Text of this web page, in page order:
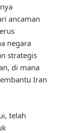
ancaman
negara
strategis
di mana
Iran
telah